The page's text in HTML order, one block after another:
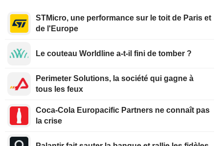
STMicro, une performance sur le toit de Paris et
de l'Europe
Le couteau Worldline a-t-il fini de tomber ?
Perimeter Solutions, la société qui gagne à
tous les feux
Coca-Cola Europacific Partners ne connaît pas
la crise